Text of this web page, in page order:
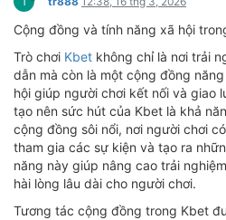
Cộng đồng và tính năng xã hội
Trò chơi Kbet không chỉ là nơi trải
dẫn mà còn là một cộng đồng
hội giúp người chơi kết nối và giao
tạo nên sức hút của Kbet là khả
cộng đồng sôi nổi, nơi người chơi
tham gia các sự kiện và tạo ra
năng này giúp nâng cao trải
hài lòng lâu dài cho người chơi.
Tương tác cộng đồng trong Kbet